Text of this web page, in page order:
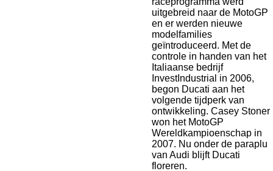
uitgebreid naar de MotoGP
en er werden nieuwe
modelfamilies
geïntroduceerd. Met de
controle in handen van het
Italiaanse bedrijf
InvestIndustrial in 2006,
begon Ducati aan het
volgende tijdperk van
ontwikkeling. Casey Stoner
won het MotoGP
Wereldkampioenschap in
2007. Nu onder de paraplu
van Audi blijft Ducati
floreren.